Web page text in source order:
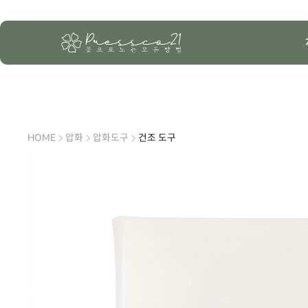
HOME 압화 압화도구 건조 도구